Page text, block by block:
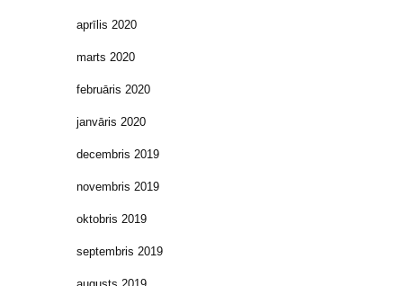
aprīlis 2020
marts 2020
februāris 2020
janvāris 2020
decembris 2019
novembris 2019
oktobris 2019
septembris 2019